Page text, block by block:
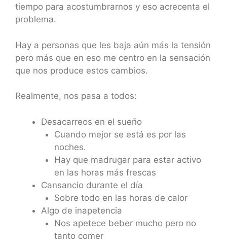
tiempo para acostumbrarnos y eso acrecenta el
problema.
Hay a personas que les baja aún más la tensión
pero más que en eso me centro en la sensación
que nos produce estos cambios.
Realmente, nos pasa a todos:
Desacarreos en el sueño
Cuando mejor se está es por las
noches.
Hay que madrugar para estar activo
en las horas más frescas
Cansancio durante el día
Sobre todo en las horas de calor
Algo de inapetencia
Nos apetece beber mucho pero no
tanto comer